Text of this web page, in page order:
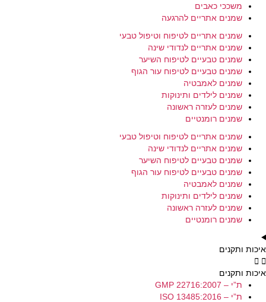
משככי כאבים
שמנים אתריים להרגעה
שמנים אתריים לטיפוח וטיפול טבעי
שמנים אתריים לנדודי שינה
שמנים טבעיים לטיפוח השיער
שמנים טבעיים לטיפוח עור הגוף
שמנים לאמבטיה
שמנים לילדים ותינוקות
שמנים לעזרה ראשונה
שמנים רומנטיים
שמנים אתריים לטיפוח וטיפול טבעי
שמנים אתריים לנדודי שינה
שמנים טבעיים לטיפוח השיער
שמנים טבעיים לטיפוח עור הגוף
שמנים לאמבטיה
שמנים לילדים ותינוקות
שמנים לעזרה ראשונה
שמנים רומנטיים
איכות ותקנים
איכות ותקנים
ת”י – GMP 22716:2007
ת”י – ISO 13485:2016